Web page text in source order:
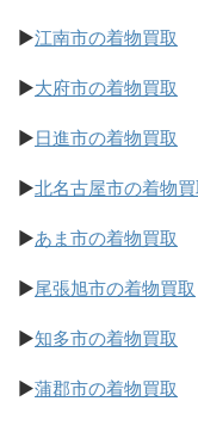
▶江南市の着物買取
▶大府市の着物買取
▶日進市の着物買取
▶北名古屋市の着物買
▶あま市の着物買取
▶尾張旭市の着物買取
▶知多市の着物買取
▶蒲郡市の着物買取